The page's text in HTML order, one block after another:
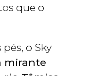
que o
o Sky
mirante